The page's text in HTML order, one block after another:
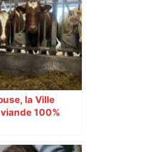
la Ville
100%